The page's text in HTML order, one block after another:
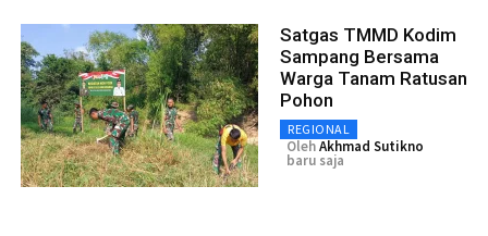
Satgas TMMD Kodim
Sampang Bersama
Warga Tanam Ratusan
Pohon
REGIONAL
OlehAkhmad Sutikno
baru saja